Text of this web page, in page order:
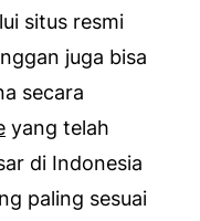
situs resmi
juga bisa
secara
yang telah
di Indonesia
paling sesuai